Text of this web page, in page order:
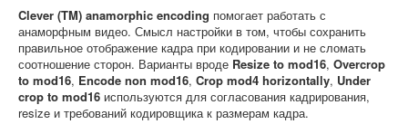
Clever (TM) anamorphic encoding помогает работать с
анаморфным видео. Смысл настройки в том, чтобы сохранить
правильное отображение кадра при кодировании и не сломать
соотношение сторон. Варианты вроде Resize to mod16, Overcrop
to mod16, Encode non mod16, Crop mod4 horizontally, Under
crop to mod16 используются для согласования кадрирования,
resize и требований кодировщика к размерам кадра.